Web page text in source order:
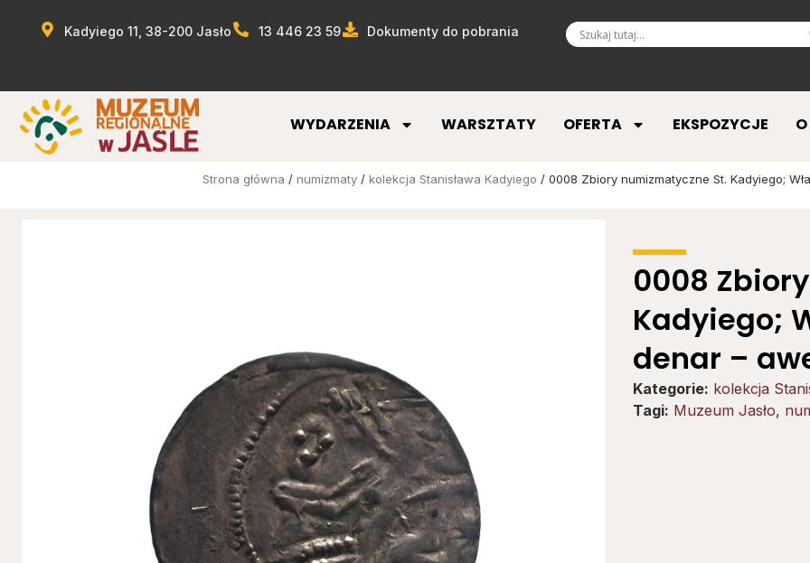
Kadyiego 11, 38-200 Jasło 13 446 23 59 Dokumenty do pobrania
WYDARZENIA WARSZTATY OFERTA EKSPOZYCJE
Strona główna / numizmaty / kolekcja Stanisława Kadyiego / 0008 Zbiory numizmatyczne St. Kadyiego;
0008
Kadyiego;
denar –
Kategorie: kolekcja
Tagi: Muzeum Jasło,